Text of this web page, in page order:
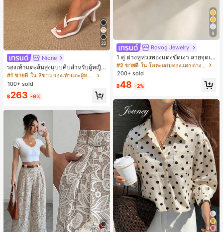
22
Nione
รองเท้าแตะส้นสูงแบบคีบสำหรับผู้หญิง
สไตล์คลาสสิก สีบล็อก สไตล์แฟรี่ฤดูร้อ
น ส้นเข็ม รองเท้าแตะแบบคีบ รองเท้าแ
ตะชายหาดแฟชั่นสายไขว้ รองเท้าผู้ห
ญิง สำหรับออฟฟิศ บ้าน กลางแจ้ง ดีไซ
น์หัวเหลี่ยม ชิคและหรูหรา สำหรับเดทไ
นท์
#1 ขายดี
ใน สีขาว รองเท้าแตะผู้หญิง
100+ sold
฿263 -9%
9
Rovog Jewelry
1 คู่ ต่างหูห่วงทองแดงขัดเงา ลายจุดเร
ขาคณิตสไตล์มินิมอล เหมาะสำหรับสว
มใส่ประจำวันแบบสบายๆ สำหรับผู้หญิง
#2 ขายดี
ใน โลหะผสมทองแดง ต่างหูผู้หญิง
200+ sold
฿48 -2%